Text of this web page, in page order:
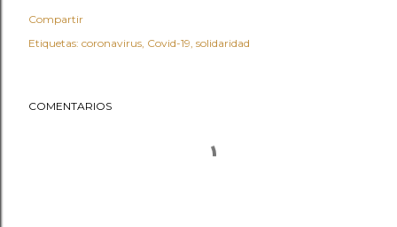
Compartir
Etiquetas: coronavirus Covid-19 solidaridad
COMENTARIOS